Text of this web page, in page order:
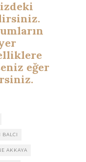
eğer
BALCI
AKKAYA